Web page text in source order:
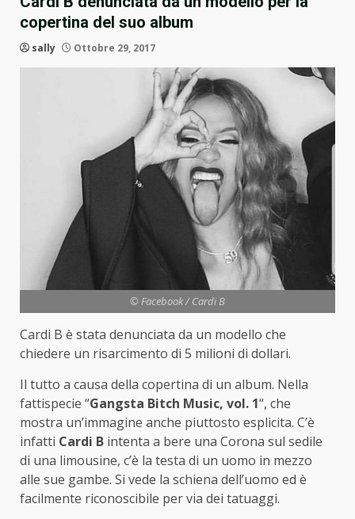
copertina del suo album
sally Ottobre 29, 2017
© Facebook / Cardi B
Cardi B è stata denunciata da un modello che
chiedere un risarcimento di 5 milioni di dollari.
Il tutto a causa della copertina di un album. Nella
fattispecie “Gangsta Bitch Music, vol. 1“, che
mostra un’immagine anche piuttosto esplicita. C’è
infatti Cardi B intenta a bere una Corona sul sedile
di una limousine, c’è la testa di un uomo in mezzo
alle sue gambe. Si vede la schiena dell’uomo ed è
facilmente riconoscibile per via dei tatuaggi.